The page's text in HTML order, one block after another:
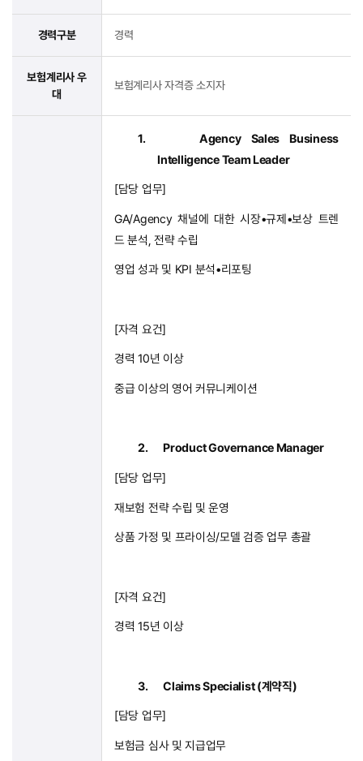
경력구분 경력
보험계리사 우
대
보험계리사 자격증 소지자
1.
Agency Sales Business
Intelligence Team Leader
[담당 업무]
GA/Agency채널에 대한 시장•규제•보상 트렌
드 분석 ,전략 수립
영업 성과 및 KPI 분석•리포팅
[자격 요건]
경력 10년 이상
중급 이상의 영어 커뮤니케이션
2. Product Governance Manager
[담당 업무]
재보험 전략 수립 및 운영
상품 가정 및 프라이싱/모델 검증 업무 총괄
[자격 요건]
경력 15년 이상
3. Claims Specialist (계약직)
[담당 업무]
보험금 심사 및 지급업무